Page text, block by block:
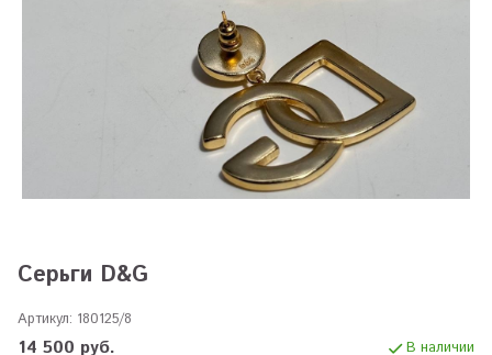
Серьги D&G
Артикул: 180125/8
14 500 руб. В наличии